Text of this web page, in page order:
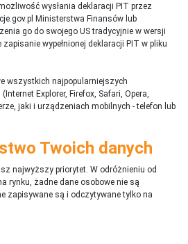
wysłania deklaracji PIT przez
Ministerstwa Finansów lub
go do swojego US tradycyjnie w wersji
wypełnionej deklaracji PIT w pliku
wszystkich najpopularniejszych
Explorer, Firefox, Safari, Opera,
jaki i urządzeniach mobilnych - telefon lub
Twoich danych
najwyższy priorytet. W odróżnieniu od
rynku, żadne dane osobowe nie są
zapisywane są i odczytywane tylko na